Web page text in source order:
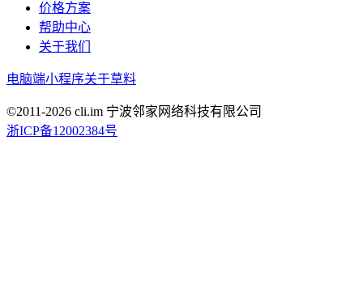
价格方案
帮助中心
关于我们
电脑端小程序关于草料
©2011-2026 cli.im 宁波邻家网络科技有限公司
浙ICP备12002384号